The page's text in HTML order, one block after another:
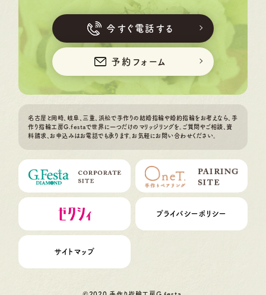
今すぐ電話する
予約フォーム
名古屋と岡崎、岐阜、三重、浜松で手作りの結婚指輪や婚約指輪をお考えなら、手
作り指輪工房G.festaで世界に一つだけのマリッジリングを。ご質問やご相談、資
料請求、お申込みはお電話でも承ります。お気軽にお問い合わせください。
プライバシーポリシー
サイトマップ